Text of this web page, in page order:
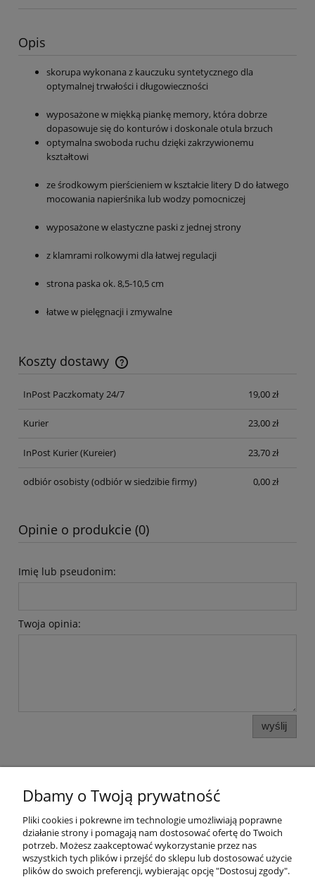
Opis
skorupa wykonana z kauczuku syntetycznego dla
optymalnej trwałości i długowieczności
wyposażone w miękką piankę memory, która dobrze
dopasowuje się do konturów i doskonale otula brzuch
optymalna swoboda ruchu dzięki zakrzywionemu
kształtowi
ze środkowym pierścieniem w kształcie litery D do łatwego
mocowania napierśnika lub wodzy pomocniczej
wyposażone w elastyczne paski z jednej strony
z klamrami rolkowymi dla łatwej regulacji
strona paska ok. 8,5-10,5 cm
łatwe w pielęgnacji i zmywalne
Koszty dostawy
Cena nie zawiera ewentualnych kosztów płatności
InPost Paczkomaty 24/7
19,00 zł
Kurier 23,00 zł
InPost Kurier(Kureier) 23,70 zł
odbiór osobisty(odbiór w siedzibie firmy) 0,00 zł
Opinie o produkcie (0)
Imię lub pseudonim:
Twoja opinia:
wyślij
Moje konto
Dbamy o Twoją prywatność
Pliki cookies i pokrewne im technologie umożliwiają poprawne
działanie strony i pomagają nam dostosować ofertę do Twoich
potrzeb. Możesz zaakceptować wykorzystanie przez nas
wszystkich tych plików i przejść do sklepu lub dostosować użycie
plików do swoich preferencji, wybierając opcję "Dostosuj zgody".